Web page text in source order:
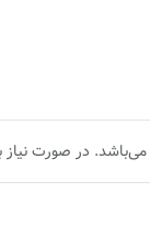
می‌باشد. در صورت